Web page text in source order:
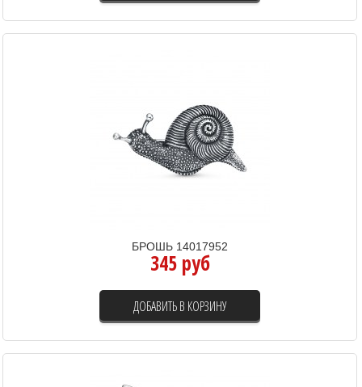
БРОШЬ 14017952
345 руб
ДОБАВИТЬ В КОРЗИНУ